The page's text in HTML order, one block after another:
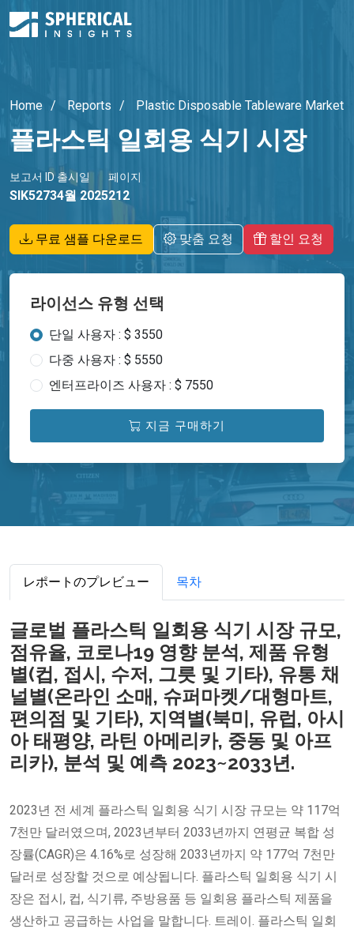
Home Reports Plastic Disposable Tableware Market
플라스틱 일회용 식기 시장
보고서 ID
SIK5273
출시일
4월 2025
페이지
212
무료 샘플 다운로드 맞춤 요청 할인 요청
라이선스 유형 선택
단일 사용자 : $ 3550
다중 사용자 : $ 5550
엔터프라이즈 사용자 : $ 7550
지금 구매하기
レポートのプレビュー 목차
글로벌 플라스틱 일회용 식기 시장 규모,
점유율, 코로나19 영향 분석, 제품 유형
별(컵, 접시, 수저, 그릇 및 기타), 유통 채
널별(온라인 소매, 슈퍼마켓/대형마트,
편의점 및 기타), 지역별(북미, 유럽, 아시
아 태평양, 라틴 아메리카, 중동 및 아프
리카), 분석 및 예측 2023~2033년.
2023년 전 세계 플라스틱 일회용 식기 시장 규모는 약 117억
7천만 달러였으며, 2023년부터 2033년까지 연평균 복합 성
장률(CAGR)은 4.16%로 성장해 2033년까지 약 177억 7천만
달러로 성장할 것으로 예상됩니다. 플라스틱 일회용 식기 시
장은 접시, 컵, 식기류, 주방용품 등 일회용 플라스틱 제품을
생산하고 공급하는 사업을 말합니다. 트레이. 플라스틱 일회